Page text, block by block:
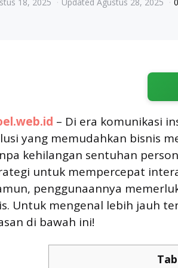
– Di era komunikasi
yang memudahkan bisnis
kehilangan sentuhan
untuk mempercepat
penggunaannya
Untuk mengenal lebih jauh
di bawah ini!